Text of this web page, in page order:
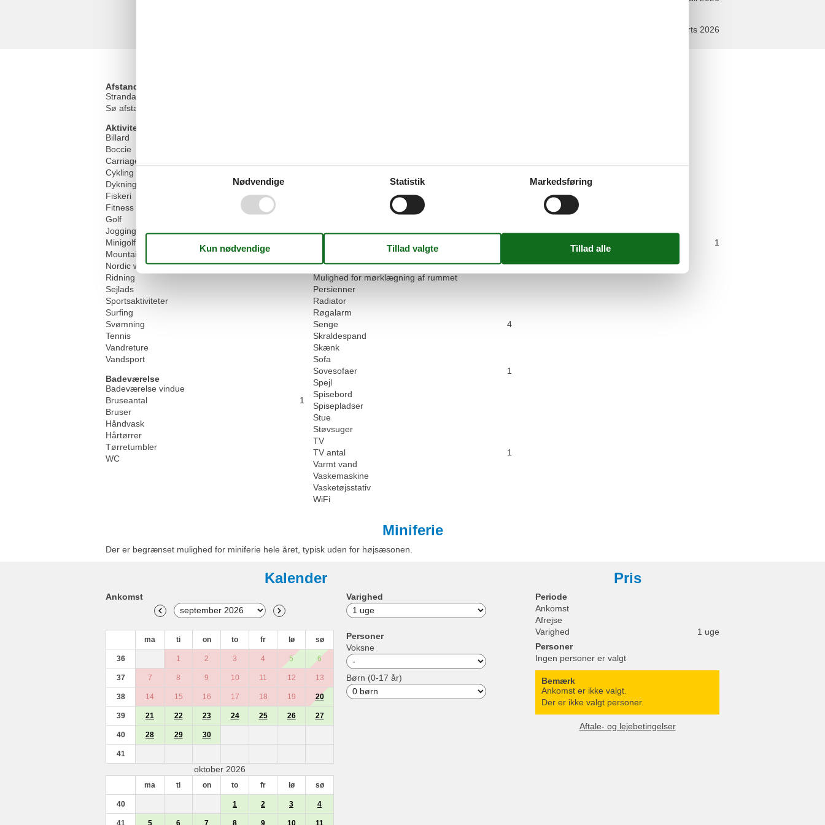
marts 2026
Afstand
Strandafstand
Sø afstand
Aktiviteter
Billard
Boccie
Carriage rides
Cykling
Dykning
Fiskeri
Fitness træning
Golf
Jogging
Minigolf
Mountainbike
Nordic walking
Ridning
Sejlads
Sportsaktiviteter
Surfing
Svømning
Tennis
Vandreture
Vandsport
Badeværelse
Badeværelse vindue
Bruseantal
1
Bruser
Håndvask
Hårtørrer
Tørretumbler
WC
Komfur
Lounge siddepladser
Lænestol
Mulighed for mørklægning af rummet
Persienner
Radiator
Røgalarm
Senge
4
Skraldespand
Skænk
Sofa
Sovesofaer
1
Spejl
Spisebord
Spisepladser
Stue
Støvsuger
TV
TV antal
1
Varmt vand
Vaskemaskine
Vasketøjsstativ
WiFi
Mikroovn
Opvask
Toaster
Udendørs
1
Privat P-plads
Miniferie
Der er begrænset mulighed for miniferie hele året, typisk uden for højsæsonen.
Kalender
Ankomst
ma ti on to fr lø sø
36 1 2 3 4 5 6
37 7 8 9 10 11 12 13
38 14 15 16 17 18 19 20
39 21 22 23 24 25 26 27
40 28 29 30
41
oktober 2026
ma ti on to fr lø sø
40 1 2 3 4
41 5 6 7 8 9 10 11
Varighed
Personer
Voksne
Børn (0-17 år)
Pris
Periode
Ankomst
Afrejse
Varighed
1 uge
Personer
Ingen personer er valgt
Bemærk
Ankomst er ikke valgt.
Der er ikke valgt personer.
Aftale- og lejebetingelser
Nødvendige Statistik Markedsføring